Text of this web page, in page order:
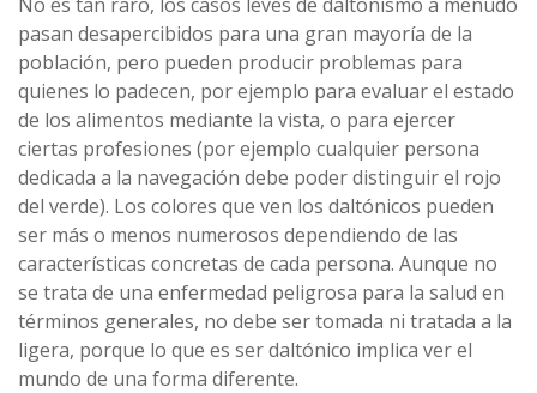
pasan desapercibidos para una gran mayoría de la
población, pero pueden producir problemas para
quienes lo padecen, por ejemplo para evaluar el estado
de los alimentos mediante la vista, o para ejercer
ciertas profesiones (por ejemplo cualquier persona
dedicada a la navegación debe poder distinguir el rojo
del verde). Los colores que ven los daltónicos pueden
ser más o menos numerosos dependiendo de las
características concretas de cada persona. Aunque no
se trata de una enfermedad peligrosa para la salud en
términos generales, no debe ser tomada ni tratada a la
ligera, porque lo que es ser daltónico implica ver el
mundo de una forma diferente.